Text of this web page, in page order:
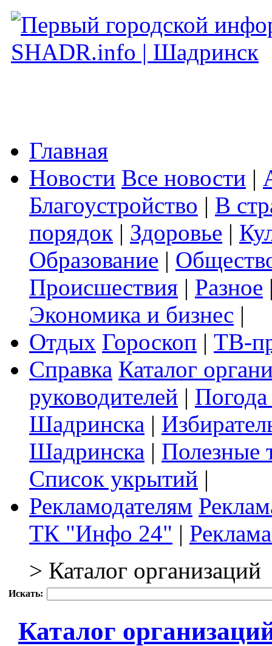
Главная
Новости Все новости |
Благоустройство | В
порядок | Здоровье |
Образование |
Происшествия | Разное
Экономика и бизнес |
Отдых Гороскоп | ТВ-
Справка Каталог
руководителей |
Шадринска |
Шадринска | Полезные
Список укрытий |
Рекламодателям
ТК "Инфо 24" |
> Каталог организаций
Искать:
Каталог